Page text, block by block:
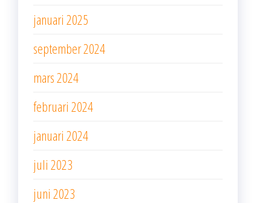
januari 2025
september 2024
mars 2024
februari 2024
januari 2024
juli 2023
juni 2023